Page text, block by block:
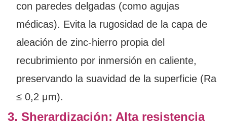
con paredes delgadas (como agujas
médicas). Evita la rugosidad de la capa de
aleación de zinc-hierro propia del
recubrimiento por inmersión en caliente,
preservando la suavidad de la superficie (Ra
≤ 0,2 μm).
3. Sherardización: Alta resistencia